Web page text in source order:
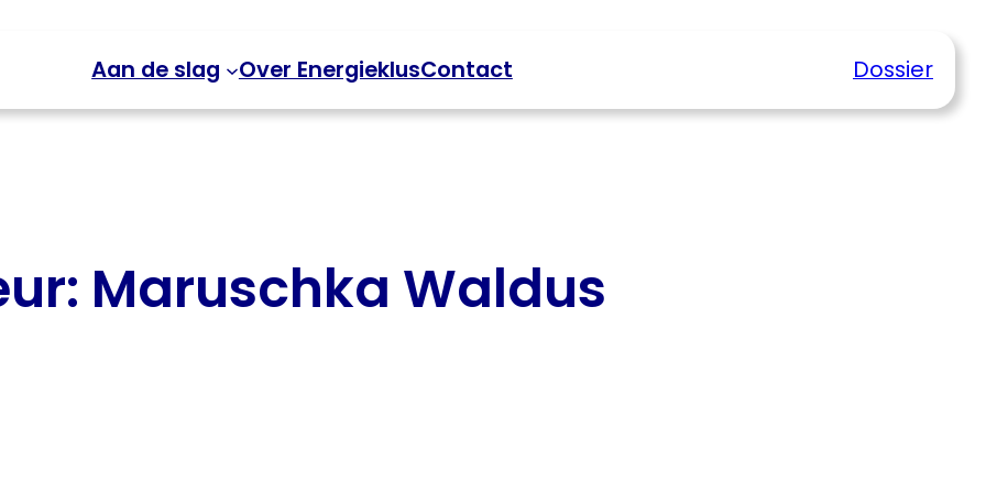
Aan de slag Over EnergieklusContact Dossier
Maruschka Waldus